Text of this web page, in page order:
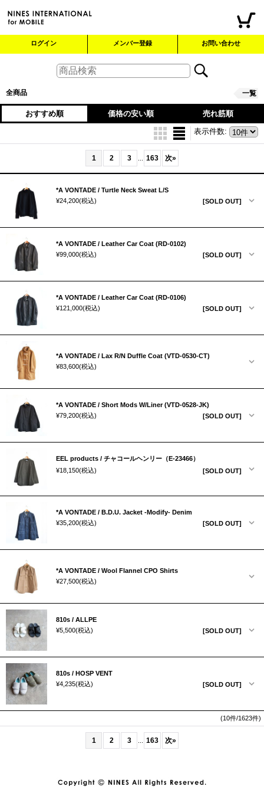
ログイン メンバー登録 お問い合わせ
全商品 一覧
おすすめ順 価格の安い順
売れ筋順
表示件数:
1 2 3 163 次»
*A VONTADE / Turtle Neck Sweat L/S
¥24,200(税込) [SOLD OUT]
*A VONTADE / Leather Car Coat (RD-0102)
¥99,000(税込) [SOLD OUT]
*A VONTADE / Leather Car Coat (RD-0106)
¥121,000(税込) [SOLD OUT]
*A VONTADE / Lax R/N Duffle Coat (VTD-0530-CT)
¥83,600(税込)
*A VONTADE / Short Mods W/Liner (VTD-0528-JK)
¥79,200(税込) [SOLD OUT]
EEL products / チャコールヘンリー（E-23466）
¥18,150(税込) [SOLD OUT]
*A VONTADE / B.D.U. Jacket -Modify- Denim
¥35,200(税込) [SOLD OUT]
*A VONTADE / Wool Flannel CPO Shirts
¥27,500(税込)
810s / ALLPE
¥5,500(税込) [SOLD OUT]
810s / HOSP VENT
¥4,235(税込) [SOLD OUT]
(10件/1623件)
1 2 3 163 次»